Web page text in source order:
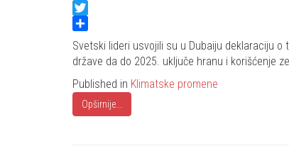
Facebook
Twitter
Share
Svetski lideri usvojili su u Dubaiju deklaraciju
države da do 2025. uključe hranu i korišćenje
Published in Klimatske promene
Opširnije...